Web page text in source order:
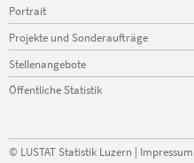
Portrait
Projekte und Sonderaufträge
Stellenangebote
Öffentliche Statistik
© LUSTAT Statistik Luzern | Impressum